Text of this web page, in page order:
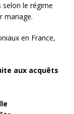
selon le régime
mariage.
en France,
aux acquêts